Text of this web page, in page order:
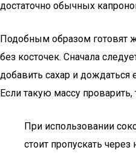
достаточно обычных
Подобным образом готовят
без косточек. Сначала
добавить сахар и дождаться
Если такую массу проварить,
При использовании
стоит пропускать